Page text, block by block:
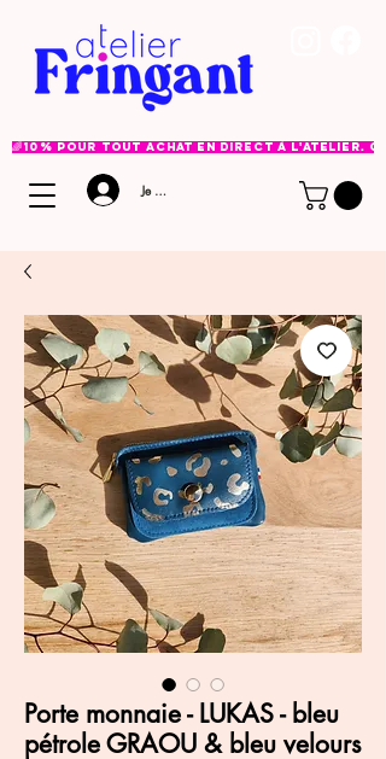
🌈 10% pour tout achat en direct à l'atelier.
Je me connecte
Porte monnaie - LUKAS - bleu
pétrole GRAOU & bleu velours